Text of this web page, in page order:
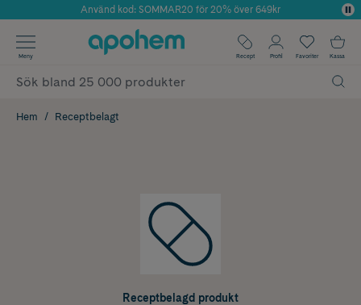
Årets Butik 2025 inom Skönhet
Använd kod: SOMMAR20 för 20% över 649kr
✓ Fri frakt
✓ Poäng på alla köp*
Meny Recept Profil Favoriter Kassa
Hem Receptbelagt
Receptbelagd produkt